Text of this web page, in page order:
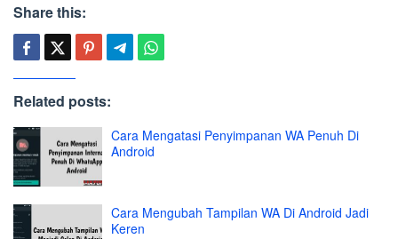
Share this:
Related posts:
Cara Mengatasi Penyimpanan WA Penuh Di
Android
Cara Mengubah Tampilan WA Di Android Jadi
Keren